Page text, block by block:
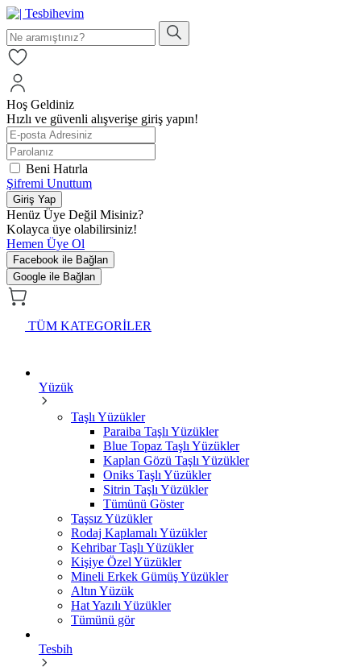
Hoş Geldiniz
Hızlı ve güvenli alışverişe giriş yapın!
Beni Hatırla
Şifremi Unuttum
Giriş Yap
Henüz Üye Değil Misiniz?
Kolayca üye olabilirsiniz!
Hemen Üye Ol
Facebook ile Bağlan
Google ile Bağlan
TÜM KATEGORİLER
Yüzük
Taşlı Yüzükler
Paraiba Taşlı Yüzükler
Blue Topaz Taşlı Yüzükler
Kaplan Gözü Taşlı Yüzükler
Oniks Taşlı Yüzükler
Sitrin Taşlı Yüzükler
Tümünü Göster
Taşsız Yüzükler
Rodaj Kaplamalı Yüzükler
Kehribar Taşlı Yüzükler
Kişiye Özel Yüzükler
Mineli Erkek Gümüş Yüzükler
Altın Yüzük
Hat Yazılı Yüzükler
Tümünü gör
Tesbih